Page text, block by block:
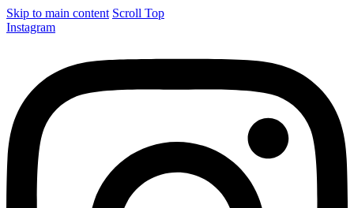
Skip to main content Scroll Top
Instagram